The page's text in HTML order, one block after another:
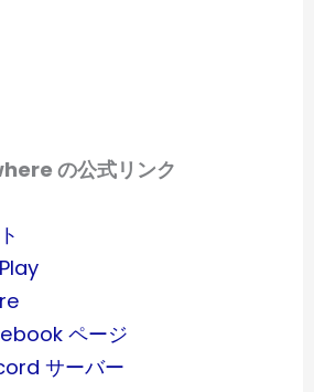
の公式リンク
ページ
サーバー